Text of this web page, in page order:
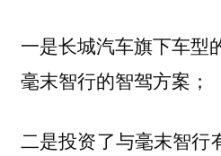
一是长城汽车旗下车型
毫末智行的智驾方案；
二是投资了与毫末智行